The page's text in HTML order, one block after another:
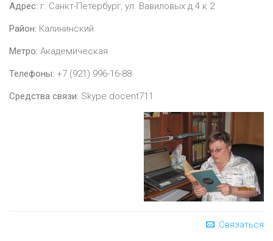
Адрес: г. Санкт-Петербург, ул. Вавиловых д.4 к 2
Район: Калининский
Метро: Академическая
Телефоны: +7 (921) 996-16-88
Средства связи: Skype docent711
Связаться